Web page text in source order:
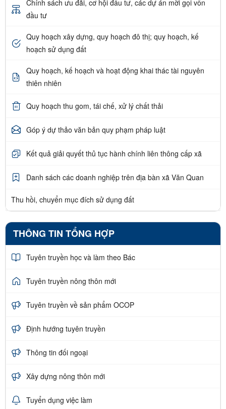
Chính sách ưu đãi, cơ hội đầu tư, các dự án mời gọi vốn
đầu tư
Quy hoạch xây dựng, quy hoạch đô thị; quy hoạch, kế
hoạch sử dụng đất
Quy hoạch, kế hoạch và hoạt động khai thác tài nguyên
thiên nhiên
Quy hoạch thu gom, tái chế, xử lý chất thải
Góp ý dự thảo văn bản quy phạm pháp luật
Kết quả giải quyết thủ tục hành chính liên thông cấp xã
Danh sách các doanh nghiệp trên địa bàn xã Văn Quan
Thu hồi, chuyển mục đích sử dụng đất
THÔNG TIN TỔNG HỢP
Tuyên truyền học và làm theo Bác
Tuyên truyền nông thôn mới
Tuyên truyền về sản phẩm OCOP
Định hướng tuyên truyền
Thông tin đối ngoại
Xây dựng nông thôn mới
Tuyển dụng việc làm